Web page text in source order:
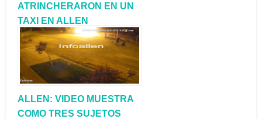
ATRINCHERARON EN UN
TAXI EN ALLEN
ALLEN: VIDEO MUESTRA
COMO TRES SUJETOS